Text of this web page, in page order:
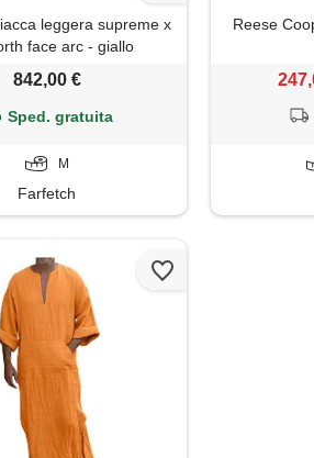
leggera supreme x
face arc - giallo
842,00 €
Sped. gratuita
M
Farfetch
Reese